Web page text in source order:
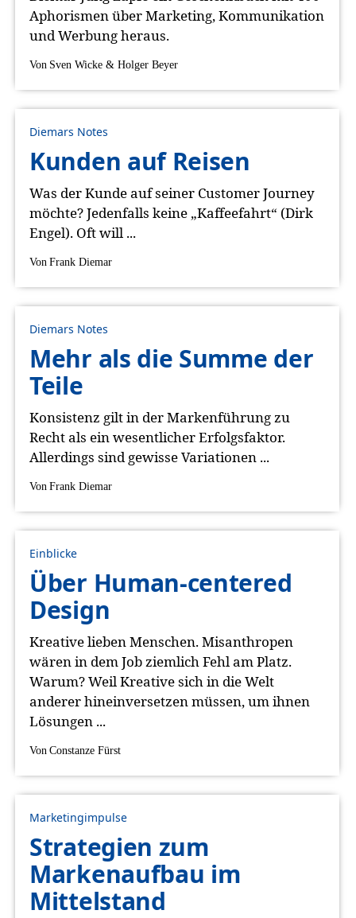
Aphorismen über Marketing, Kommunikation
und Werbung heraus.
Von Sven Wicke & Holger Beyer
Diemars Notes
Kunden auf Reisen
Was der Kunde auf seiner Customer Journey
möchte? Jedenfalls keine „Kaffeefahrt“ (Dirk
Engel). Oft will ...
Von Frank Diemar
Diemars Notes
Mehr als die Summe der
Teile
Konsistenz gilt in der Markenführung zu
Recht als ein wesentlicher Erfolgsfaktor.
Allerdings sind gewisse Variationen ...
Von Frank Diemar
Einblicke
Über Human-centered
Design
Kreative lieben Menschen. Misanthropen
wären in dem Job ziemlich Fehl am Platz.
Warum? Weil Kreative sich in die Welt
anderer hineinversetzen müssen, um ihnen
Lösungen ...
Von Constanze Fürst
Marketingimpulse
Strategien zum
Markenaufbau im
Mittelstand